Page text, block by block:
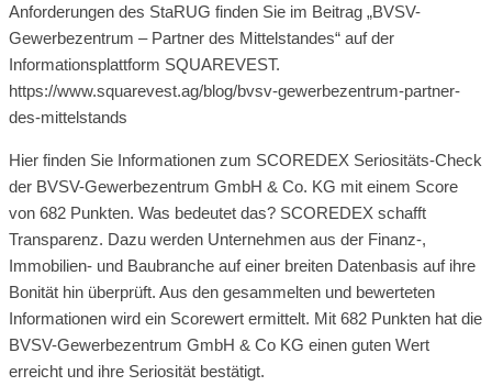
Anforderungen des StaRUG finden Sie im Beitrag „BVSV-
Gewerbezentrum – Partner des Mittelstandes“ auf der
Informationsplattform SQUAREVEST.
https://www.squarevest.ag/blog/bvsv-gewerbezentrum-partner-
des-mittelstands
Hier finden Sie Informationen zum SCOREDEX Seriositäts-Check
der BVSV-Gewerbezentrum GmbH & Co. KG mit einem Score
von 682 Punkten. Was bedeutet das? SCOREDEX schafft
Transparenz. Dazu werden Unternehmen aus der Finanz-,
Immobilien- und Baubranche auf einer breiten Datenbasis auf ihre
Bonität hin überprüft. Aus den gesammelten und bewerteten
Informationen wird ein Scorewert ermittelt. Mit 682 Punkten hat die
BVSV-Gewerbezentrum GmbH & Co KG einen guten Wert
erreicht und ihre Seriosität bestätigt.